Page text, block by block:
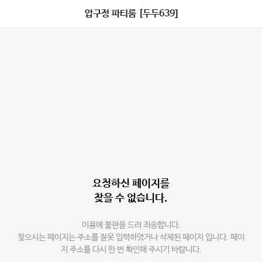
압구정 파티룸 [두두639]
요청하신 페이지를
찾을 수 없습니다.
이용에 불편을 드려 죄송합니다.
찾으시는 페이지는 주소를 잘못 입력하였거나 삭제된 페이지 입니다. 페이
지 주소를 다시 한 번 확인해 주시기 바랍니다.